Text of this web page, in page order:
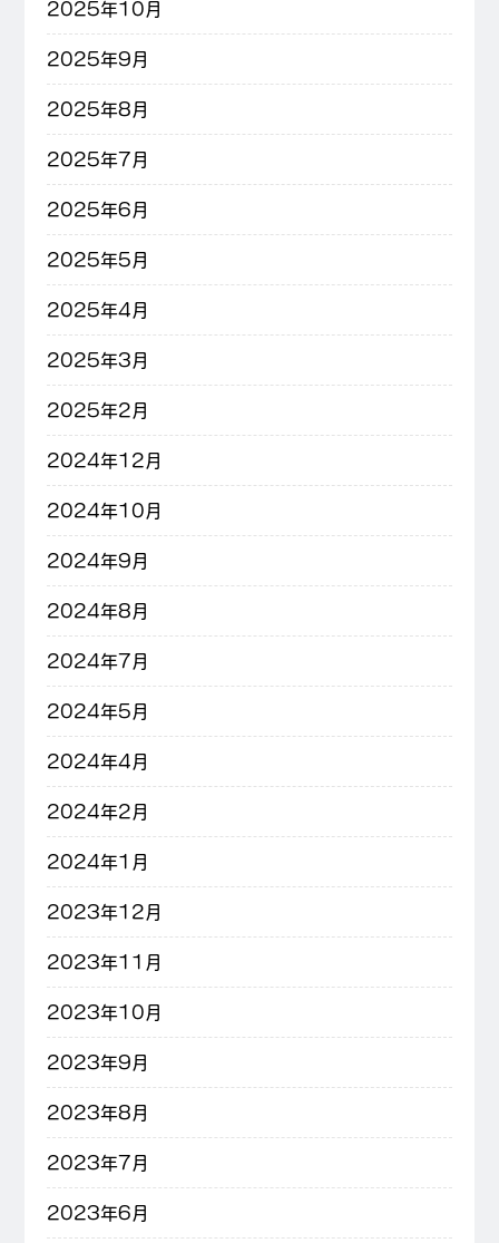
2025年10月
2025年9月
2025年8月
2025年7月
2025年6月
2025年5月
2025年4月
2025年3月
2025年2月
2024年12月
2024年10月
2024年9月
2024年8月
2024年7月
2024年5月
2024年4月
2024年2月
2024年1月
2023年12月
2023年11月
2023年10月
2023年9月
2023年8月
2023年7月
2023年6月